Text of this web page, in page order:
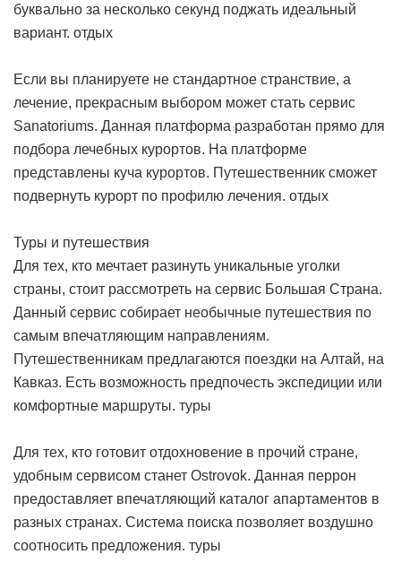
буквально за несколько секунд поджать идеальный
вариант. отдых
Если вы планируете не стандартное странствие, а
лечение, прекрасным выбором может стать сервис
Sanatoriums. Данная платформа разработан прямо для
подбора лечебных курортов. На платформе
представлены куча курортов. Путешественник сможет
подвернуть курорт по профилю лечения. отдых
Туры и путешествия
Для тех, кто мечтает разинуть уникальные уголки
страны, стоит рассмотреть на сервис Большая Страна.
Данный сервис собирает необычные путешествия по
самым впечатляющим направлениям.
Путешественникам предлагаются поездки на Алтай, на
Кавказ. Есть возможность предпочесть экспедиции или
комфортные маршруты. туры
Для тех, кто готовит отдохновение в прочий стране,
удобным сервисом станет Ostrovok. Данная перрон
предоставляет впечатляющий каталог апартаментов в
разных странах. Система поиска позволяет воздушно
соотносить предложения. туры